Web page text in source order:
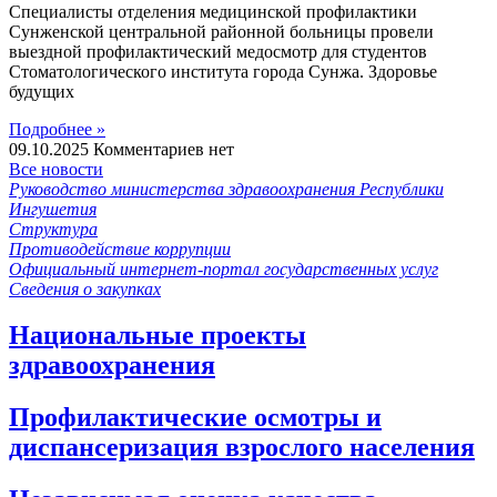
Специалисты отделения медицинской профилактики
Сунженской центральной районной больницы провели
выездной профилактический медосмотр для студентов
Стоматологического института города Сунжа. Здоровье
будущих
Подробнее »
09.10.2025 Комментариев нет
Все новости
Руководство министерства здравоохранения Республики
Ингушетия
Структура
Противодействие коррупции
Официальный интернет-портал государственных услуг
Сведения о закупках
Национальные проекты
здравоохранения
Профилактические осмотры и
диспансеризация взрослого населения